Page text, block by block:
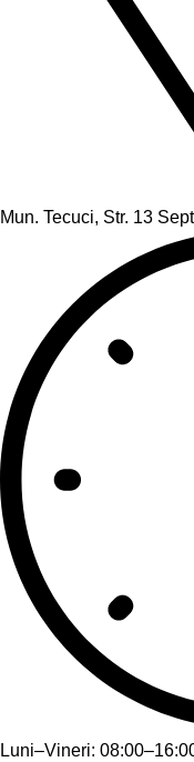
Mun. Tecuci, Str. 13
Luni–Vineri: